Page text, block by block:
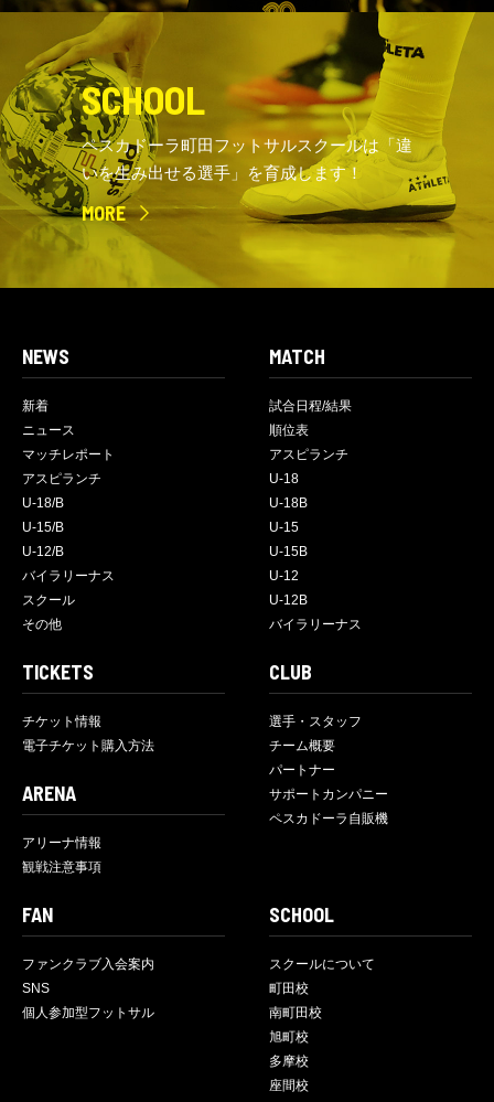
SCHOOL
ペスカドーラ町田フットサルスクールは「違
いを生み出せる選手」を育成します！
MORE
NEWS
新着
ニュース
マッチレポート
アスピランチ
U-18/B
U-15/B
U-12/B
バイラリーナス
スクール
その他
MATCH
試合日程/結果
順位表
アスピランチ
U-18
U-18B
U-15
U-15B
U-12
U-12B
バイラリーナス
TICKETS
チケット情報
電子チケット購入方法
ARENA
アリーナ情報
観戦注意事項
CLUB
選手・スタッフ
チーム概要
パートナー
サポートカンパニー
ペスカドーラ自販機
FAN
ファンクラブ入会案内
SNS
個人参加型フットサル
SCHOOL
スクールについて
町田校
南町田校
旭町校
多摩校
座間校